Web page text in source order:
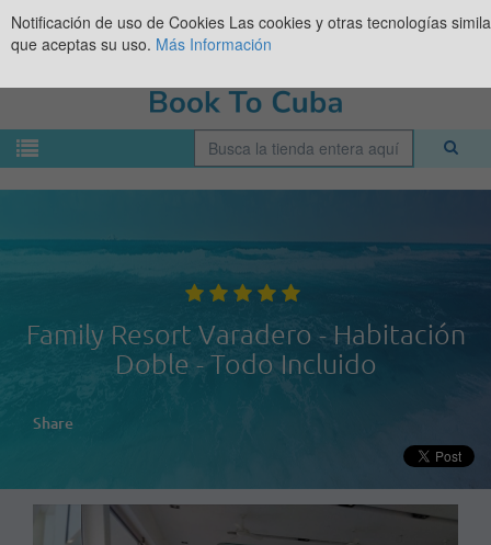
Family Resort Varadero - Habitación
Doble - Todo Incluido
Share
Notificación de uso de Cookies Las cookies y otras tecnologías
que aceptas su uso. Más Información